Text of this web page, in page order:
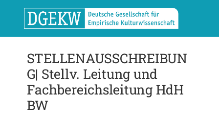
STELLENAUSSCHREIBUN
G| Stellv. Leitung und
Fachbereichsleitung HdH
BW